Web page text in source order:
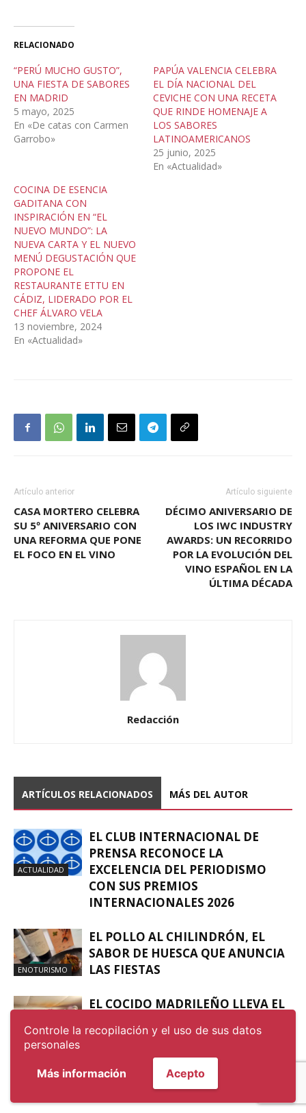
Controle la recopilación y el uso de sus datos
personales
Más información Acepto
RELACIONADO
“PERÚ MUCHO GUSTO”,
UNA FIESTA DE SABORES
EN MADRID
5 mayo, 2025
En «De catas con Carmen
Garrobo»
PAPÚA VALENCIA CELEBRA
EL DÍA NACIONAL DEL
CEVICHE CON UNA RECETA
QUE RINDE HOMENAJE A
LOS SABORES
LATINOAMERICANOS
25 junio, 2025
En «Actualidad»
COCINA DE ESENCIA
GADITANA CON
INSPIRACIÓN EN “EL
NUEVO MUNDO”: LA
NUEVA CARTA Y EL NUEVO
MENÚ DEGUSTACIÓN QUE
PROPONE EL
RESTAURANTE ETTU EN
CÁDIZ, LIDERADO POR EL
CHEF ÁLVARO VELA
13 noviembre, 2024
En «Actualidad»
Artículo anterior
CASA MORTERO CELEBRA
SU 5º ANIVERSARIO CON
UNA REFORMA QUE PONE
EL FOCO EN EL VINO
Artículo siguiente
DÉCIMO ANIVERSARIO DE
LOS IWC INDUSTRY
AWARDS: UN RECORRIDO
POR LA EVOLUCIÓN DEL
VINO ESPAÑOL EN LA
ÚLTIMA DÉCADA
Redacción
ARTÍCULOS RELACIONADOS MÁS DEL AUTOR
ACTUALIDAD
EL CLUB INTERNACIONAL DE
PRENSA RECONOCE LA
EXCELENCIA DEL PERIODISMO
CON SUS PREMIOS
INTERNACIONALES 2026
ENOTURISMO
EL POLLO AL CHILINDRÓN, EL
SABOR DE HUESCA QUE ANUNCIA
LAS FIESTAS
ACTUALIDAD
EL COCIDO MADRILEÑO LLEVA EL
DESDE EL “JUAN SEBASTIÁN DE